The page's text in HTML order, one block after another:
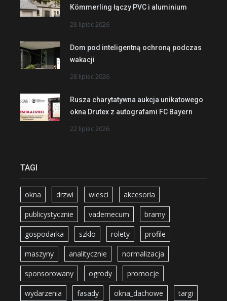
Kömmerling łączy PVC i aluminium
28 lipiec 2026
Dom pod inteligentną ochroną podczas
wakacji
28 lipiec 2026
Rusza charytatywna aukcja unikatowego
okna Drutex z autografami FC Bayern
22 lipiec 2026
TAGI
okna drzwi wiesci akcesoria
publicystycznie vademecum bramy
gospodarka szklo rolety profile
maszyny analitycznie normalizacja
sponsorowany ogrody promocje
wydarzenia fasady okna_dachowe targi